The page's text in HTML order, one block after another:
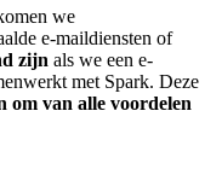
we
e-maildiensten of
zijn als we een e-
met Spark. Deze
om van alle voordelen